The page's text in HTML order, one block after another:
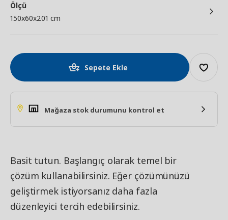
Ölçü
150x60x201 cm
Sepete Ekle
Mağaza stok durumunu kontrol et
Basit tutun. Başlangıç olarak temel bir
çözüm kullanabilirsiniz. Eğer çözümünüzü
geliştirmek istiyorsanız daha fazla
düzenleyici tercih edebilirsiniz.